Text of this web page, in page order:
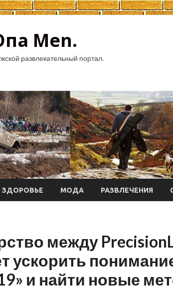
Men.
развлекательный портал.
ЗДОРОВЬЕ МОДА РАЗВЛЕЧЕНИЯ
между
ускорить
и найти новые